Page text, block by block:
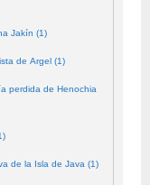
Jakín (1)
de Argel (1)
perdida de Henochia
de la Isla de Java (1)